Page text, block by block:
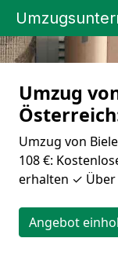
Umzug
Umzug von
108 €:
erhalten ✓ Über
Angebot